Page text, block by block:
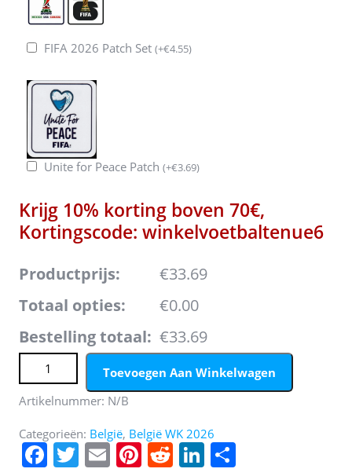
FIFA 2026 Patch Set (+€4.55)
Unite for Peace Patch (+€3.69)
Krijg 10% korting boven 70€,
Kortingscode: winkelvoetbaltenue6
Productprijs:
€33.69
Totaal opties:
€0.00
Bestelling totaal: €33.69
België Youri Tielemans #8 Uit tenue Kids WK 2026
Voetbalshirt + Shorts Set aantal
Toevoegen Aan Winkelwagen
Artikelnummer: N/B
Categorieën: België, België WK 2026
F T E Pi R Li